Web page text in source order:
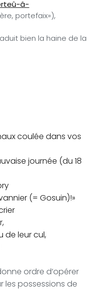
â-
portefaix»),
bien la haine de la
coulée dans vos
journée (du 18
(= Gosuin)!»
de leur cul,
ordre d’opérer
les possessions de